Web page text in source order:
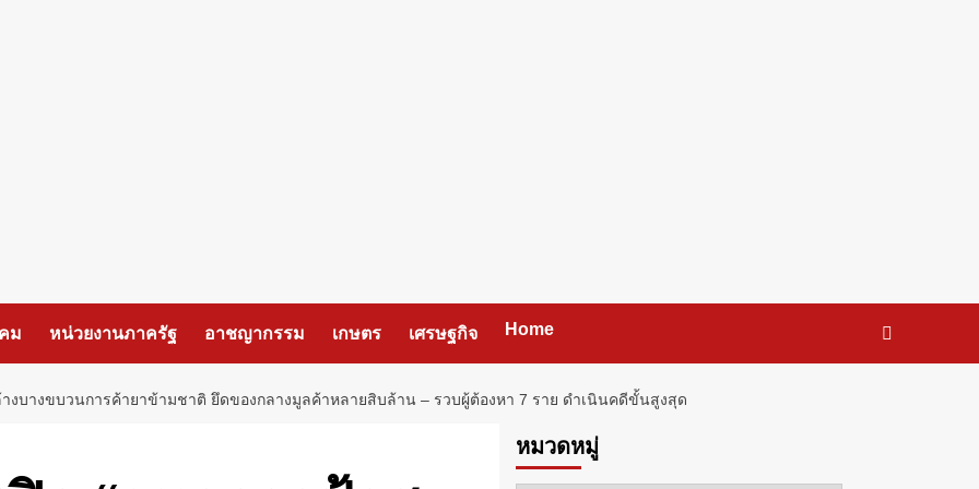
ม หน่วยงานภาครัฐ อาชญากรรม เกษตร เศรษฐกิจ Home
างบางขบวนการค้ายาข้ามชาติ ยึดของกลางมูลค้าหลายสิบล้าน – รวบผู้ต้องหา 7 ราย ดำเนินคดีขั้นสูงสุด
หมวดหมู่